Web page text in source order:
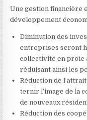
Une gestion financière
développement
Diminution des
entreprises seront
collectivité en proie
réduisant ainsi les
Réduction de
ternir l’image de la
de nouveaux
Réduction des